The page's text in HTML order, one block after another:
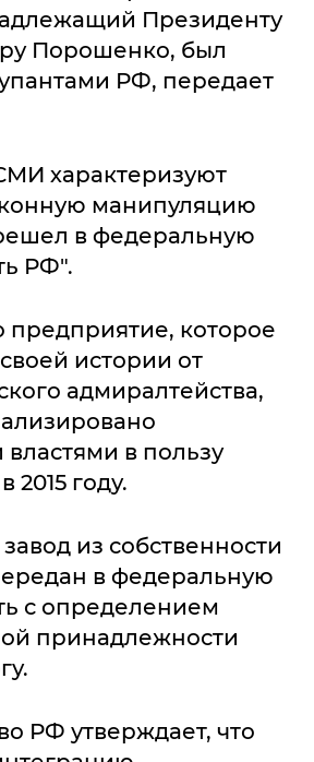
Президенту
Порошенко, был
РФ, передает
характеризуют
манипуляцию
в федеральную
РФ".
предприятие, которое
истории от
адмиралтейства,
в пользу
2015 году.
из собственности
в федеральную
с определением
принадлежности
РФ утверждает, что